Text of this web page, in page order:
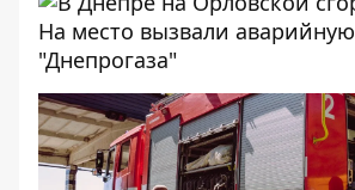
На место вызвали аварийную
"Днепрогаза"